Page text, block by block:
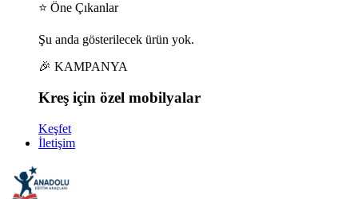
⭐ Öne Çıkanlar
Şu anda gösterilecek ürün yok.
🎉 KAMPANYA
Kreş için özel mobilyalar
Keşfet
İletişim